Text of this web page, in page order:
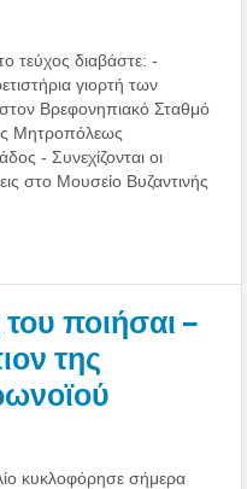
τεύχος διαβάστε: -
γιορτή των
Βρεφονηπιακό Σταθμό
Μητροπόλεως
- Συνεχίζονται οι
στο Μουσείο Βυζαντινής
ποιήσαι –
της
κυκλοφόρησε σήμερα